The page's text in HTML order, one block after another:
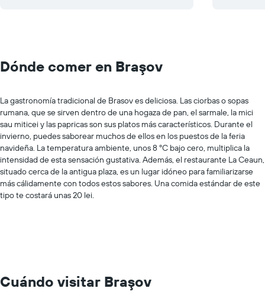
Dónde comer en Braşov
La gastronomía tradicional de Brasov es deliciosa. Las ciorbas o sopas
rumana, que se sirven dentro de una hogaza de pan, el sarmale, la mici
sau miticei y las papricas son sus platos más característicos. Durante el
invierno, puedes saborear muchos de ellos en los puestos de la feria
navideña. La temperatura ambiente, unos 8 ºC bajo cero, multiplica la
intensidad de esta sensación gustativa. Además, el restaurante La Ceaun,
situado cerca de la antigua plaza, es un lugar idóneo para familiarizarse
más cálidamente con todos estos sabores. Una comida estándar de este
tipo te costará unas 20 lei.
Cuándo visitar Braşov